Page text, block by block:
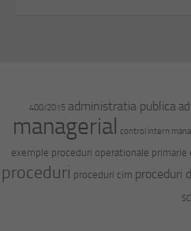
400/2015 administratia publica
managerial control intern
exemple proceduri operationale primarie
proceduri proceduri cim proceduri